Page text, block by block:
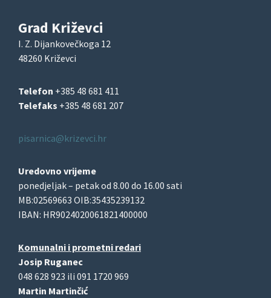
Grad Križevci
I. Z. Dijankovečkoga 12
48260 Križevci
Telefon +385 48 681 411
Telefaks +385 48 681 207
pisarnica@krizevci.hr
Uredovno vrijeme
ponedjeljak – petak od 8.00 do 16.00 sati
MB:02569663 OIB:35435239132
IBAN: HR9024020061821400000
Komunalni i prometni redari
Josip Ruganec
048 628 923 ili 091 1720 969
Martin Martinčić